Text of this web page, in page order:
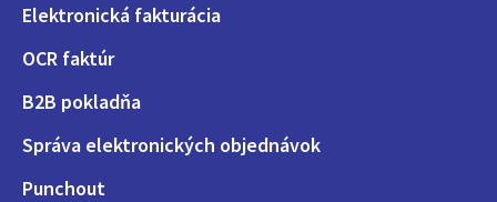
Elektronická fakturácia
OCR faktúr
B2B pokladňa
Správa elektronických objednávok
Punchout